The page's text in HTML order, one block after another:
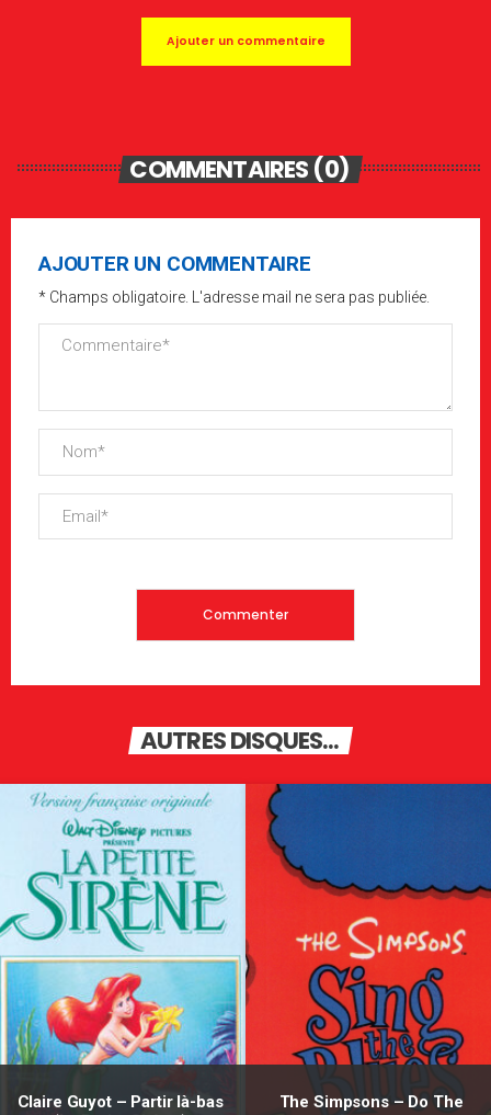
Ajouter un commentaire
COMMENTAIRES (0)
AJOUTER UN COMMENTAIRE
* Champs obligatoire. L'adresse mail ne sera pas publiée.
AUTRES DISQUES...
Claire Guyot – Partir là-bas
The Simpsons – Do The